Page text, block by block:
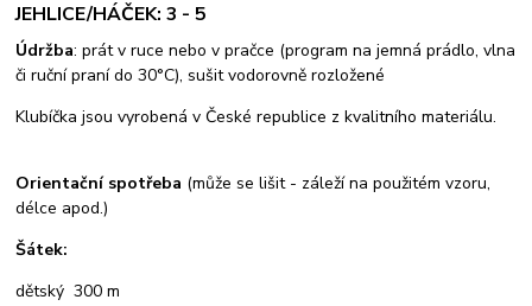
JEHLICE/HÁČEK: 3 - 5
Údržba: prát v ruce nebo v pračce (program na jemná prádlo, vlna
či ruční praní do 30°C), sušit vodorovně rozložené
Klubíčka jsou vyrobená v České republice z kvalitního materiálu.
Orientační spotřeba (může se lišit - záleží na použitém vzoru,
délce apod.)
Šátek:
dětský 300 m